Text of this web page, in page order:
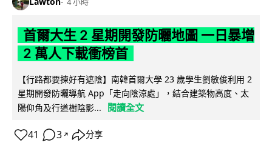
首爾大生 2 星期開發防曬地圖 一日暴增
2 萬人下載衝榜首
【行路都要揀好有遮陰】南韓首爾大學 23 歲學生劉敏俊利用 2
星期開發防曬導航 App「走向陰涼處」，結合建築物高度、太
陽仰角及行道樹陰影...
閱讀全文
41 3 ↗ 分享